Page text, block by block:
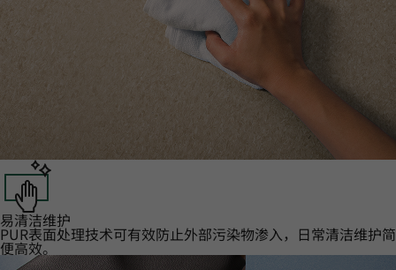
易清洁维护‌
PUR表面处理技术可有效防止外部污染物渗入，日常清洁维护简
便高效。